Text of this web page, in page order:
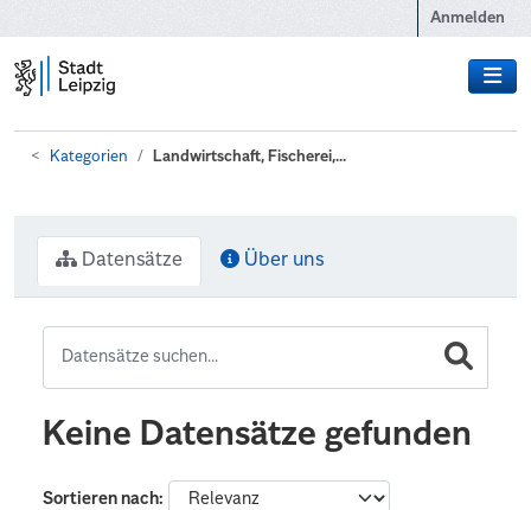
Anmelden
Kategorien Landwirtschaft, Fischerei,...
Datensätze Über uns
Keine Datensätze gefunden
Sortieren nach